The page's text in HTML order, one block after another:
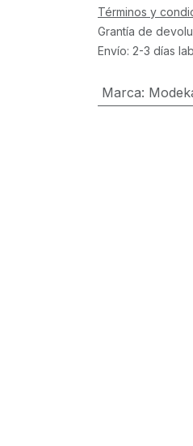
Términos y
Grantía de
Envío: 2-3 días
Marca: